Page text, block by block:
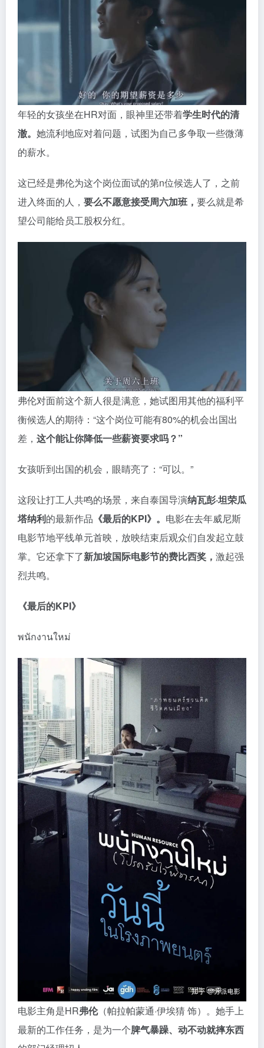
年轻的女孩坐在HR对面，眼神里还带着学生时代的清
澈。 她流利地应对着问题，试图为自己多争取一些微薄
的薪水。
这已经是弗伦为这个岗位面试的第n位候选人了，之前
进入终面的人， 要么不愿意接受周六加班， 要么就是希
望公司能给员工股权分红。
弗伦对面前这个新人很是满意，她试图用其他的福利平
衡候选人的期待：“这个岗位可能有80%的机会出国出
差， 这个能让你降低一些薪资要求吗？”
女孩听到出国的机会，眼睛亮了：“可以。”
这段让打工人共鸣的场景，来自泰国导演纳瓦彭·坦荣瓜
塔纳利的最新作品 《最后的KPI》。 电影在去年威尼斯
电影节地平线单元首映，放映结束后观众们自发起立鼓
掌。它还拿下了新加坡国际电影节的费比西奖， 激起强
烈共鸣。
《最后的KPI》
พนักงานใหม่
电影主角是HR弗伦（帕拉帕蒙通·伊埃猜 饰）。她手上
最新的工作任务，是为一个脾气暴躁、动不动就摔东西